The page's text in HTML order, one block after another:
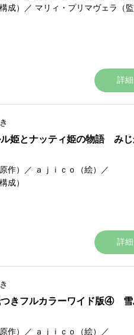
成）
／ マリィ・プリマヴェラ（監
詳
姫とナッティ姫の物語 みじ
作） ／ ａｊｉｃｏ（絵）
／
成）
詳
つきフルカラーワイド版④ 雪
作） ／ ａｊｉｃｏ（絵）
／